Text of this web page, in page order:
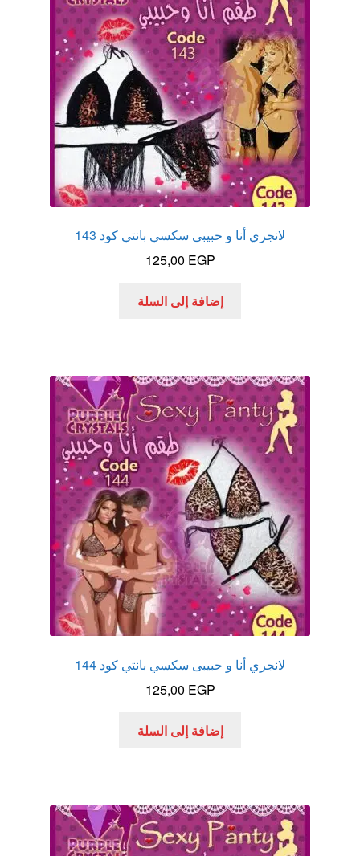
الاكثر مبيعا
العاب زوجية
تاتوهات مثيره
حسابي
زيوت مساج و نكهات للمداعبه
عروض
علاج سرعة القذف
كاندم سيليكون
لانجيري مثير
منتجات الانتصاب
منتجات خاصة بالزوج
منتجات خاصة بالزوجة
منتجات لاثارة الزوجه
لانجري أنا و حبيبى سكسي بانتي كود 143
125,00 EGP
إضافة إلى السلة
لانجري أنا و حبيبى سكسي بانتي كود 144
125,00 EGP
إضافة إلى السلة